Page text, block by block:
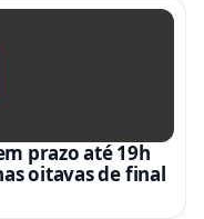
prazo até 19h
oitavas de final